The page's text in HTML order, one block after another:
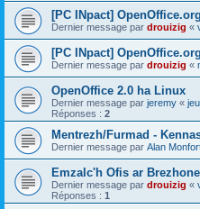
[PC INpact]
Dernier message par drouizig «
[PC INpact]
Dernier message par drouizig «
OpenOffice 2.0 ha Linux
Dernier message par jeremy «
Réponses : 2
Mentrezh/Furmad -
Dernier message par Alan
Emzalc'h Ofis ar
Dernier message par drouizig «
Réponses : 1